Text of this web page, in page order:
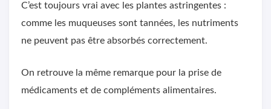
C’est toujours vrai avec les plantes astringentes :
comme les muqueuses sont tannées, les nutriments
ne peuvent pas être absorbés correctement.
On retrouve la même remarque pour la prise de
médicaments et de compléments alimentaires.